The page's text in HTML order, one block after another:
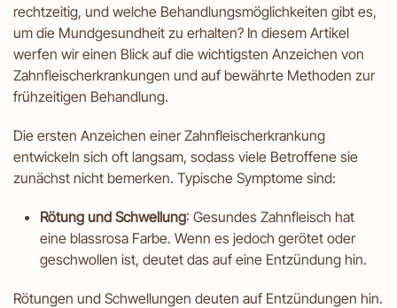
rechtzeitig, und welche Behandlungsmöglichkeiten gibt es,
um die Mundgesundheit zu erhalten? In diesem Artikel
werfen wir einen Blick auf die wichtigsten Anzeichen von
Zahnfleischerkrankungen und auf bewährte Methoden zur
frühzeitigen Behandlung.
Die ersten Anzeichen einer Zahnfleischerkrankung
entwickeln sich oft langsam, sodass viele Betroffene sie
zunächst nicht bemerken. Typische Symptome sind:
Rötung und Schwellung: Gesundes Zahnfleisch hat
eine blassrosa Farbe. Wenn es jedoch gerötet oder
geschwollen ist, deutet das auf eine Entzündung hin.
Rötungen und Schwellungen deuten auf Entzündungen hin.